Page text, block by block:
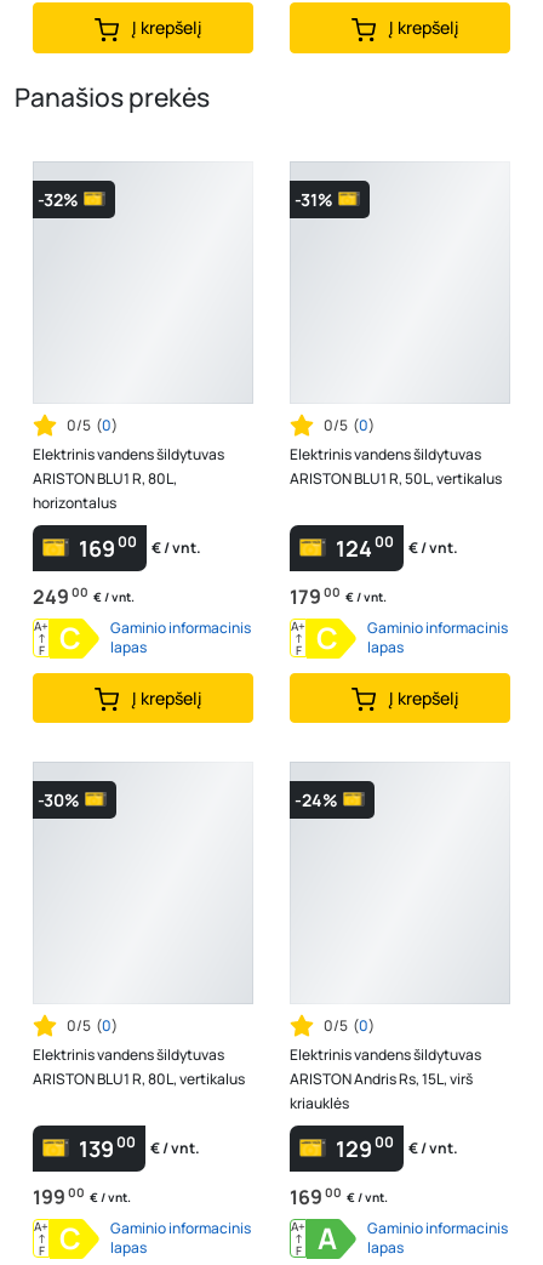
Į krepšelį Į krepšelį
Panašios prekės
-32%
0/5 (0)
Elektrinis vandens šildytuvas
ARISTON BLU1 R, 80L,
horizontalus
16900 € / vnt.
249 00 € / vnt.
A+
↑
F C
Gaminio informacinis
lapas
Į krepšelį
-31%
0/5 (0)
Elektrinis vandens šildytuvas
ARISTON BLU1 R, 50L, vertikalus
12400 € / vnt.
179 00 € / vnt.
A+
↑
F C
Gaminio informacinis
lapas
Į krepšelį
-30%
0/5 (0)
Elektrinis vandens šildytuvas
ARISTON BLU1 R, 80L, vertikalus
13900 € / vnt.
199 00 € / vnt.
A+
↑
F C
Gaminio informacinis
lapas
-24%
0/5 (0)
Elektrinis vandens šildytuvas
ARISTON Andris Rs, 15L, virš
kriauklės
12900 € / vnt.
169 00 € / vnt.
A+
↑
F A
Gaminio informacinis
lapas